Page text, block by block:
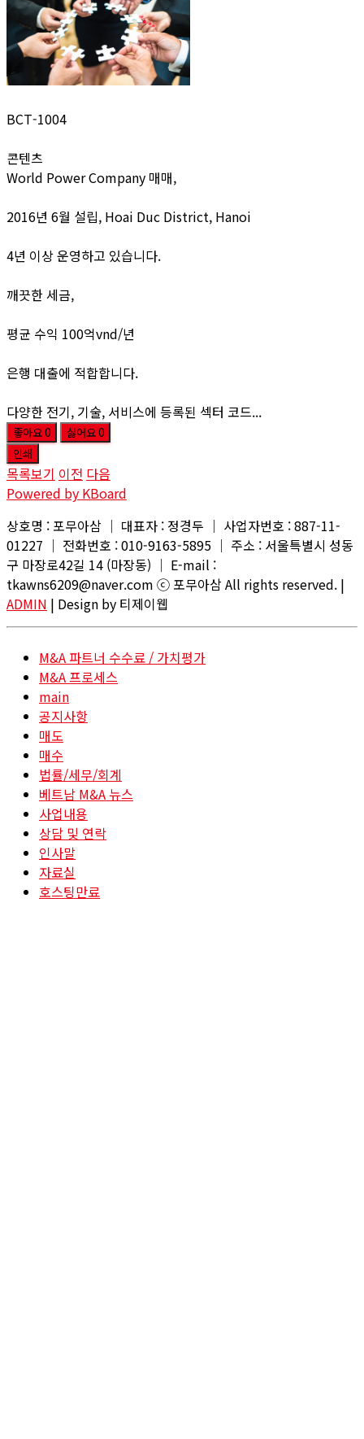
BCT-1004
콘텐츠
World Power Company 매매,
2016년 6월 설립, Hoai Duc District, Hanoi
4년 이상 운영하고 있습니다.
깨끗한 세금,
평균 수익 100억vnd/년
은행 대출에 적합합니다.
다양한 전기, 기술, 서비스에 등록된 섹터 코드...
좋아요0 싫어요0
인쇄
목록보기 이전 다음
Powered by KBoard
상호명 : 포무아삼 │ 대표자 : 정경두 │ 사업자번호 : 887-11-
01227 │ 전화번호 : 010-9163-5895 │ 주소 : 서울특별시 성동
구 마장로42길 14 (마장동) │ E-mail :
tkawns6209@naver.com ⓒ 포무아삼 All rights reserved. |
ADMIN | Design by 티제이웹
M&A 파트너 수수료 / 가치평가
M&A 프로세스
main
공지사항
매도
매수
법률/세무/회계
베트남 M&A 뉴스
사업내용
상담 및 연락
인사말
자료실
호스팅만료